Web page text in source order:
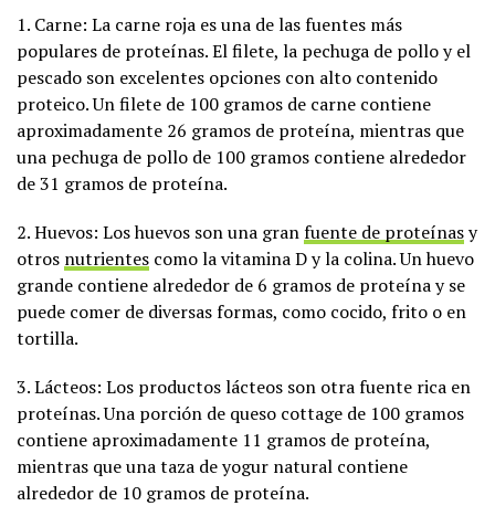
1. Carne: La carne roja es una de las fuentes más
populares de proteínas. El filete, la pechuga de pollo y el
pescado son excelentes opciones con alto contenido
proteico. Un filete de 100 gramos de carne contiene
aproximadamente 26 gramos de proteína, mientras que
una pechuga de pollo de 100 gramos contiene alrededor
de 31 gramos de proteína.
2. Huevos: Los huevos son una granfuente de proteínasy
otros nutrientes como la vitamina D y la colina. Un huevo
grande contiene alrededor de 6 gramos de proteína y se
puede comer de diversas formas, como cocido, frito o en
tortilla.
3. Lácteos: Los productos lácteos son otra fuente rica en
proteínas. Una porción de queso cottage de 100 gramos
contiene aproximadamente 11 gramos de proteína,
mientras que una taza de yogur natural contiene
alrededor de 10 gramos de proteína.